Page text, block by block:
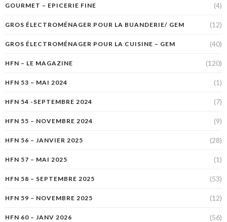
GOURMET – EPICERIE FINE (4)
GROS ÉLECTROMÉNAGER POUR LA BUANDERIE/ GEM (12)
GROS ÉLECTROMÉNAGER POUR LA CUISINE – GEM (40)
HFN – LE MAGAZINE (120)
HFN 53 – MAI 2024 (1)
HFN 54 -SEPTEMBRE 2024 (7)
HFN 55 – NOVEMBRE 2024 (9)
HFN 56 – JANVIER 2025 (28)
HFN 57 – MAI 2025 (1)
HFN 58 – SEPTEMBRE 2025 (53)
HFN 59 – NOVEMBRE 2025 (12)
HFN 60 – JANV 2026 (56)